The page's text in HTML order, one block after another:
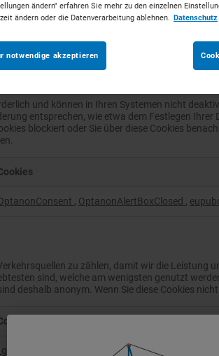
Ihr Browser auf Anweisung einer besuchten
Diese Cookies werden von uns
besuchten Website stammen. Wie
Technologien für die folgenden Zwecke:
und können in Ihren Systemen nicht
entsprechen, wie etwa dem Festlegen
blockiert oder Sie über diese Cookies
, OptanonAlertBoxClosed ,
zu zählen, damit wir die Leistung
sind, welche am wenigsten genutzt
deshalb anonym. Wenn Sie diese Cookies
_ga_xxxxxxxxxx _hjAbsoluteSessionInProgress
ändern" erfahren Sie mehr zu den einzelnen
ändern oder die Datenverarbeitung ablehnen. Datenschutz
notwendige akzeptieren